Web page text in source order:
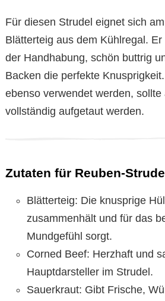
Für diesen Strudel eignet sich
Blätterteig aus dem Kühlregal.
der Handhabung, schön buttrig
Backen die perfekte
ebenso verwendet werden, sollte
vollständig aufgetaut werden.
Zutaten für Reuben-
Blätterteig: Die knusprige
zusammenhält und für das
Mundgefühl sorgt.
Corned Beef: Herzhaft und
Hauptdarsteller im Strudel.
Sauerkraut: Gibt Frische,